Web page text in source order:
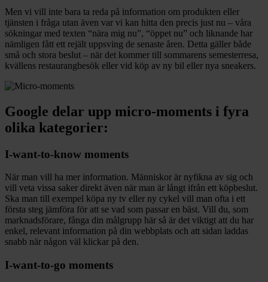
Men vi vill inte bara ta reda på information om produkten eller
tjänsten i fråga utan även var vi kan hitta den precis just nu – våra
sökningar med texten “nära mig nu”, “öppet nu” och liknande har
nämligen fått ett rejält uppsving de senaste åren. Detta gäller både
små och stora beslut – när det kommer till sommarens semesterresa,
kvällens restaurangbesök eller vid köp av ny bil eller nya sneakers.
Google delar upp micro-moments i fyra
olika kategorier:
I-want-to-know moments
När man vill ha mer information. Människor är nyfikna av sig och
vill veta vissa saker direkt även när man är långt ifrån ett köpbeslut.
Ska man till exempel köpa ny tv eller ny cykel vill man ofta i ett
första steg jämföra för att se vad som passar en bäst. Vill du, som
marknadsförare, fånga din målgrupp här så är det viktigt att du har
enkel, relevant information på din webbplats och att sidan laddas
snabb när någon väl klickar på den.
I-want-to-go moments